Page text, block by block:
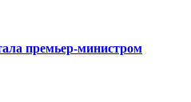
премьер-министром